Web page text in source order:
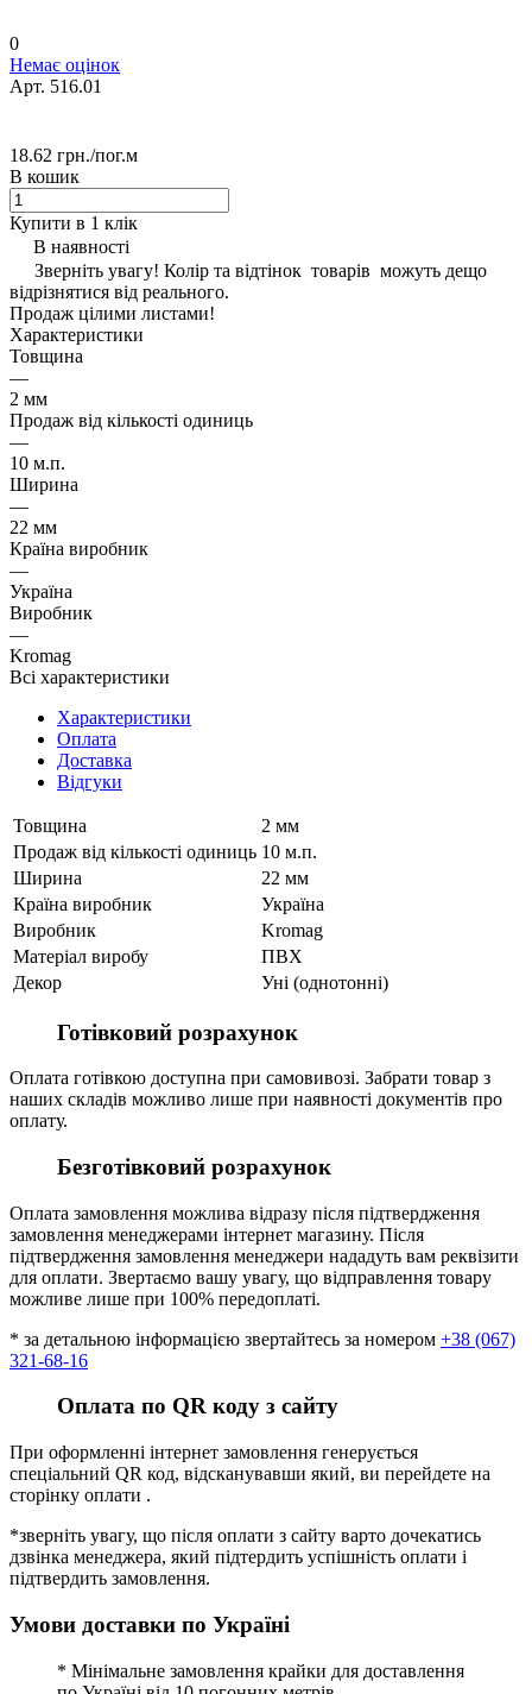
0
Немає оцінок
Арт. 516.01
18.62 грн./пог.м
В кошик
Купити в 1 клік
В наявності
Зверніть увагу! Колір та відтінок товарів можуть дещо
відрізнятися від реального.
Продаж цілими листами!
Характеристики
Товщина
—
2 мм
Продаж від кількості одиниць
—
10 м.п.
Ширина
—
22 мм
Країна виробник
—
Україна
Виробник
—
Kromag
Всі характеристики
Характеристики
Оплата
Доставка
Відгуки
Товщина
2 мм
Продаж від кількості одиниць 10 м.п.
Ширина
22 мм
Країна виробник
Україна
Виробник
Kromag
Матеріал виробу
ПВХ
Декор
Уні (однотонні)
Готівковий розрахунок
Оплата готівкою доступна при самовивозі. Забрати товар з
наших складів можливо лише при наявності документів про
оплату.
Безготівковий розрахунок
Оплата замовлення можлива відразу після підтвердження
замовлення менеджерами інтернет магазину. Після
підтвердження замовлення менеджери нададуть вам реквізити
для оплати. Звертаємо вашу увагу, що відправлення товару
можливе лише при 100% передоплаті.
* за детальною інформацією звертайтесь за номером +38 (067)
321-68-16
Оплата по QR коду з сайту
При оформленні інтернет замовлення генерується
спеціальний QR код, відсканувавши який, ви перейдете на
сторінку оплати .
*зверніть увагу, що після оплати з сайту варто дочекатись
дзвінка менеджера, який підтердить успішність оплати і
підтвердить замовлення.
Умови доставки по Україні
* Мінімальне замовлення крайки для доставлення